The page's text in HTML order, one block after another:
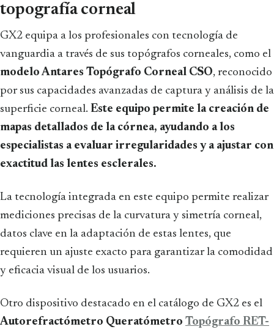
topografía corneal
GX2 equipa a los profesionales con tecnología de
vanguardia a través de sus topógrafos corneales, como el
modelo Antares Topógrafo Corneal CSO, reconocido
por sus capacidades avanzadas de captura y análisis de la
superficie corneal. Este equipo permite la creación de
mapas detallados de la córnea, ayudando a los
especialistas a evaluar irregularidades y a ajustar con
exactitud las lentes esclerales.
La tecnología integrada en este equipo permite realizar
mediciones precisas de la curvatura y simetría corneal,
datos clave en la adaptación de estas lentes, que
requieren un ajuste exacto para garantizar la comodidad
y eficacia visual de los usuarios.
Otro dispositivo destacado en el catálogo de GX2 es el
Autorefractómetro Queratómetro Topógrafo RET-